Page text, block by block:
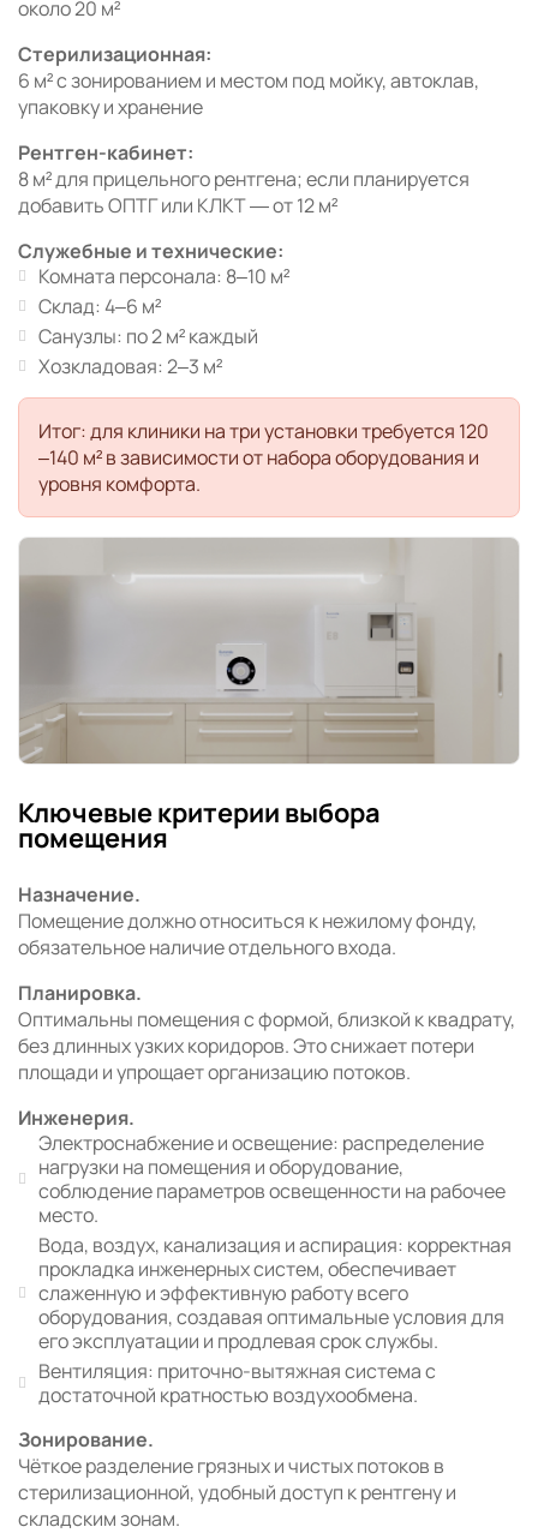
около 20 м²
Стерилизационная:
6 м² с зонированием и местом под мойку, автоклав,
упаковку и хранение
Рентген-кабинет:
8 м² для прицельного рентгена; если планируется
добавить ОПТГ или КЛКТ — от 12 м²
Служебные и технические:
Комната персонала: 8–10 м²
Склад: 4–6 м²
Санузлы: по 2 м² каждый
Хозкладовая: 2–3 м²
Итог: для клиники на три установки требуется 120
–140 м² в зависимости от набора оборудования и
уровня комфорта.
Ключевые критерии выбора
помещения
Назначение.
Помещение должно относиться к нежилому фонду,
обязательное наличие отдельного входа.
Планировка.
Оптимальны помещения с формой, близкой к квадрату,
без длинных узких коридоров. Это снижает потери
площади и упрощает организацию потоков.
Инженерия.
Электроснабжение и освещение: распределение
нагрузки на помещения и оборудование,
соблюдение параметров освещенности на рабочее
место.
Вода, воздух, канализация и аспирация: корректная
прокладка инженерных систем, обеспечивает
слаженную и эффективную работу всего
оборудования, создавая оптимальные условия для
его эксплуатации и продлевая срок службы.
Вентиляция: приточно-вытяжная система с
достаточной кратностью воздухообмена.
Зонирование.
Чёткое разделение грязных и чистых потоков в
стерилизационной, удобный доступ к рентгену и
складским зонам.